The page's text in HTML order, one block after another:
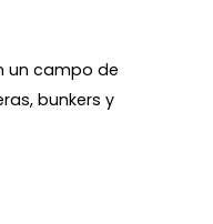
un campo de
bunkers y